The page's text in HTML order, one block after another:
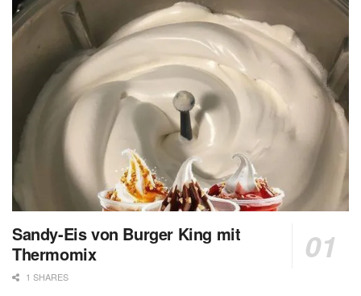
Sandy-Eis von Burger King mit
Thermomix
1 SHARES